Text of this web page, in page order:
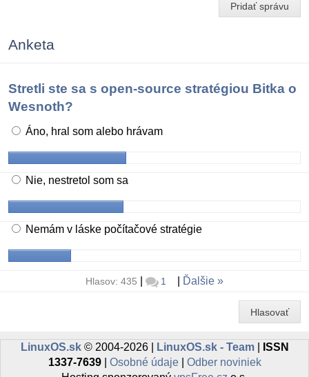
Pridať správu
Anketa
Stretli ste sa s open-source stratégiou Bitka o
Wesnoth?
Áno, hral som alebo hrávam
Nie, nestretol som sa
Nemám v láske počítačové stratégie
Hlasov: 435 1 Ďalšie
Hlasovať
LinuxOS.sk© 2004-2026 | LinuxOS.sk - Team|
ISSN
1337-7639| Osobné údaje| Odber noviniek